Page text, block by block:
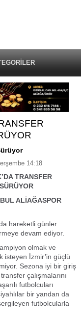
14:18
TRANSFER
ALİAĞASPOR
hareketli günler
devam ediyor.
olmak ve
isteyen İzmir’in güçlü
Sezona iyi bir giriş
çalışmalarını
futbolcuları
bir yandan da
futbolcularla